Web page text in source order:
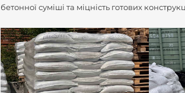
бетонної суміші та міцність готових